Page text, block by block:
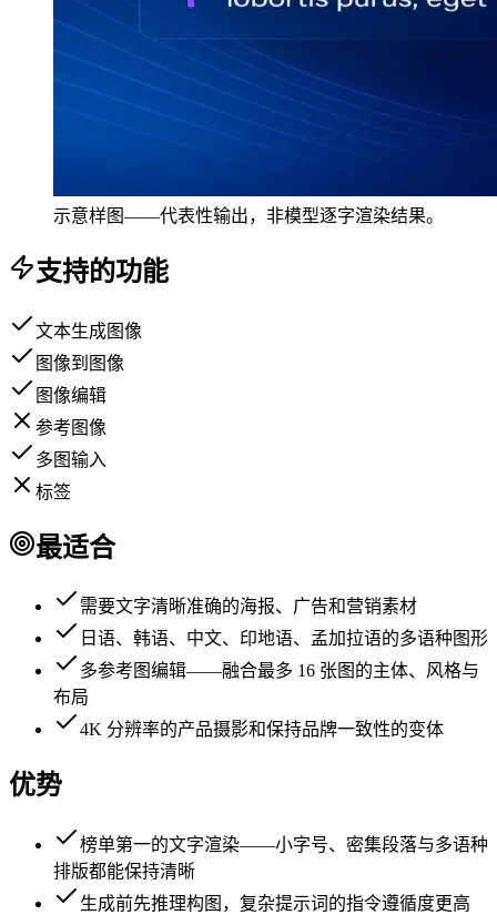
示意样图——代表性输出，非模型逐字渲染结果。
支持的功能
文本生成图像
图像到图像
图像编辑
参考图像
多图输入
标签
最适合
需要文字清晰准确的海报、广告和营销素材
日语、韩语、中文、印地语、孟加拉语的多语种图形
多参考图编辑——融合最多 16 张图的主体、风格与
布局
4K 分辨率的产品摄影和保持品牌一致性的变体
优势
榜单第一的文字渲染——小字号、密集段落与多语种
排版都能保持清晰
生成前先推理构图，复杂提示词的指令遵循度更高